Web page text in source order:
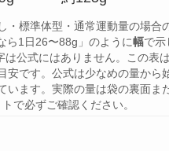
・標準体型・通常運動量の場合
ら1日26〜88g」のように幅で示
は公式にはありません。この表
安です。公式は少なめの量から
います。実際の量は袋の裏面ま
トで必ずご確認ください。